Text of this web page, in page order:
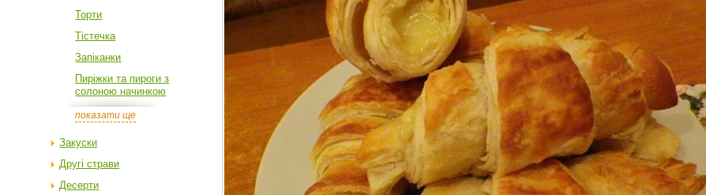
Торти
Тістечка
Запіканки
Пиріжки та пироги з
солоною начинкою
показати ще
Закуски
Другі страви
Десерти